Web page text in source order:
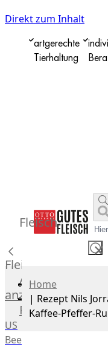
Direkt zum Inhalt
artgerechte
Tierhaltung
✕
Fleisch
Fleisch
Alle
anzeigen
Rind
US
Beef
Home
| Rezept Nils
Kaffee-Pfeffer-